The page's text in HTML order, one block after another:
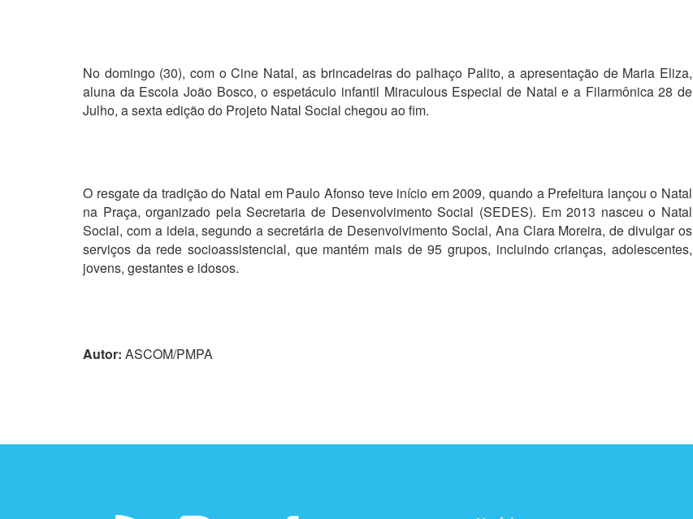
No domingo (30), com o Cine Natal, as brincadeiras do palhaço Palito, a apresentação de Maria Eliza,
aluna da Escola João Bosco, o espetáculo infantil Miraculous Especial de Natal e a Filarmônica 28 de
Julho, a sexta edição do Projeto Natal Social chegou ao fim.
O resgate da tradição do Natal em Paulo Afonso teve início em 2009, quando a Prefeitura lançou o Natal
na Praça, organizado pela Secretaria de Desenvolvimento Social (SEDES). Em 2013 nasceu o Natal
Social, com a ideia, segundo a secretária de Desenvolvimento Social, Ana Clara Moreira, de divulgar os
serviços da rede socioassistencial, que mantém mais de 95 grupos, incluindo crianças, adolescentes,
jovens, gestantes e idosos.
Autor: ASCOM/PMPA